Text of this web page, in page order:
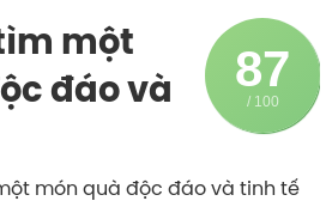
87
/ 100
một
đáo và
món quà độc đáo và tinh tế